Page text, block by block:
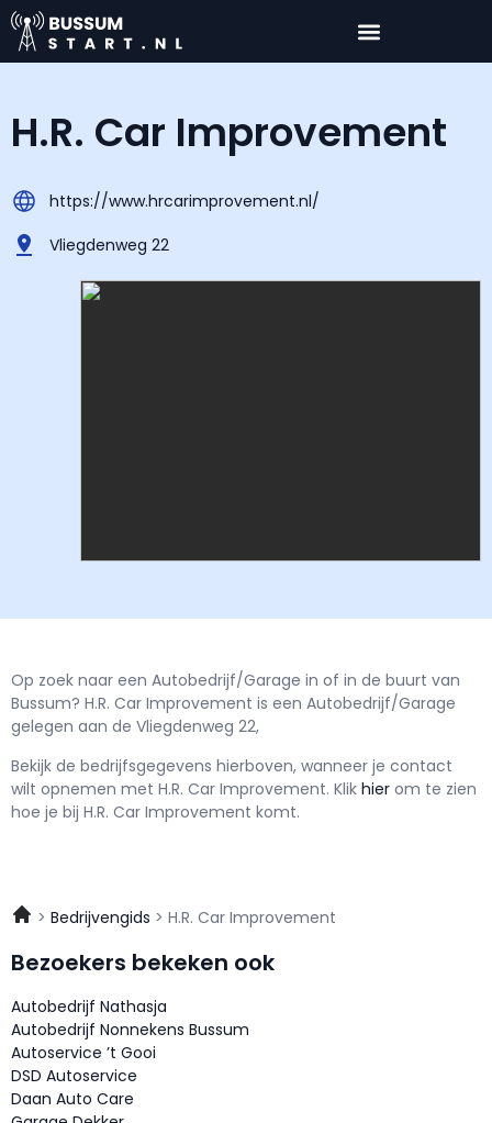
H.R. Car Improvement
https://www.hrcarimprovement.nl/
Vliegdenweg 22
Op zoek naar een Autobedrijf/Garage in of in de buurt van
Bussum? H.R. Car Improvement is een Autobedrijf/Garage
gelegen aan de Vliegdenweg 22,
Bekijk de bedrijfsgegevens hierboven, wanneer je contact
wilt opnemen met H.R. Car Improvement. Klik hier om te zien
hoe je bij H.R. Car Improvement komt.
Bedrijvengids H.R. Car Improvement
Bezoekers bekeken ook
Autobedrijf Nathasja
Autobedrijf Nonnekens Bussum
Autoservice ’t Gooi
DSD Autoservice
Daan Auto Care